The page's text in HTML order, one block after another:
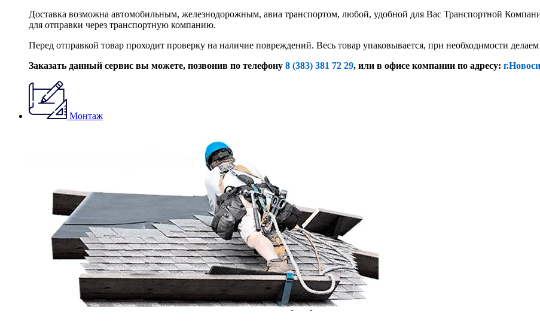
Доставка возможна автомобильным, железнодорожным, авиа транспортом, любой, удобной для Вас Транспортной
для отправки через транспортную компанию.
Перед отправкой товар проходит проверку на наличие повреждений. Весь товар упаковывается, при необходимости
Заказать данный сервис вы можете, позвонив по телефону 8 (383) 381 72 29, или в офисе компании по адресу:
Монтаж